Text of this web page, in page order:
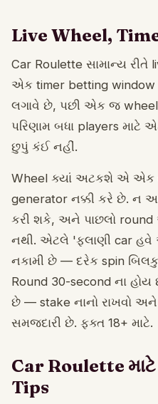
Live Wheel,
Car Roulette સામાન્ય રીતે
એક timer betting window
લગાવે છે, પછી એક જ
પરિણામ બધા players
છુપું કંઈ નહીં.
Wheel ક્યાં અટકશે એ એક
generator નક્કી કરે છે.
કરી શકે, અને પાછલો
નથી. એટલે 'ફલાણી car હવે
નકામી છે — દરેક spin
Round 30-second ના
છે — stake નાનો રાખવો અને
સમજદારી છે. ફક્ત 18+ માટે.
Car Roulette માટે
Tips